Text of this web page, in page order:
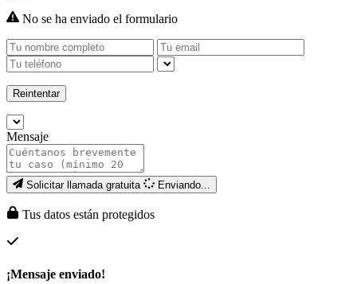
No se ha enviado el formulario
Reintentar
Mensaje
Solicitar llamada gratuita Enviando...
Tus datos están protegidos
¡Mensaje enviado!